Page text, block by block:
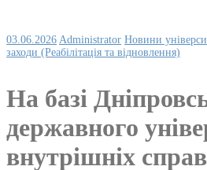
03.06.2026 Administrator Новини
заходи (Реабілітація та відновлення)
На базі
державного
внутрішніх